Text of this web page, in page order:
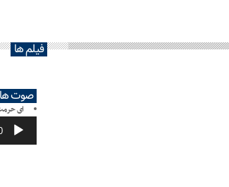
فیلم ها
صوت ها
ای
صوت